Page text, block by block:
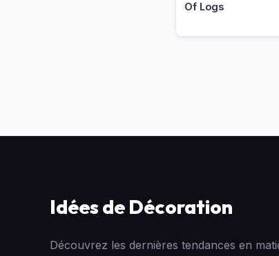
Of Logs
Idées de Décoration
Découvrez les dernières tendances en